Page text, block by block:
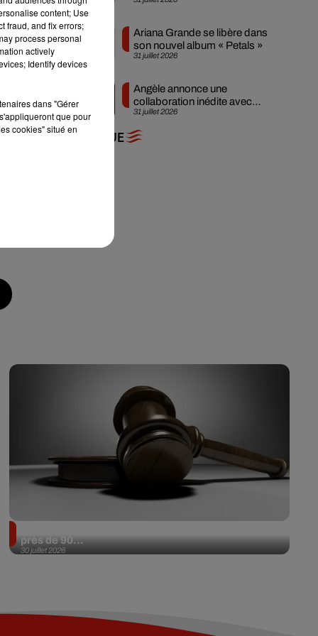
31 juillet 2026
Ariana Grande se libère dans
son nouvel album « Petals »
31 juillet 2026
Angèle annonce une
collaboration inédite avec
Amelie Lens
+ DE MUSIQUE
30 juillet 2026
près de 90...
content; Use
fraud, and fix errors;
process personal
actively
Identify devices
dans "Gérer
que pour
cookies" situé en